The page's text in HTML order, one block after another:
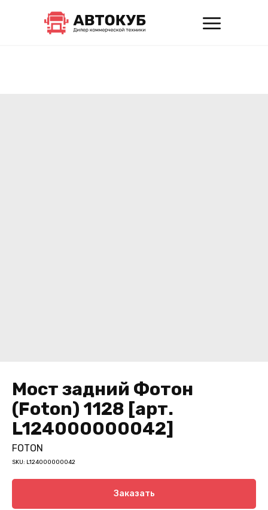
Мост задний Фотон
(Foton) 1128 [арт.
L124000000042]
FOTON
SKU: L124000000042
Заказать